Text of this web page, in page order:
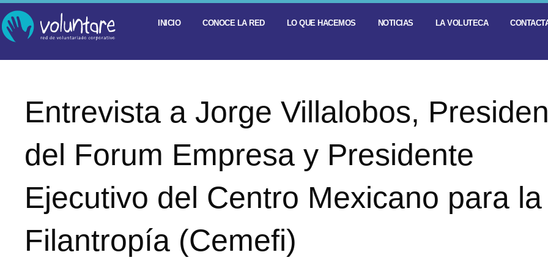
INICIO CONOCE LA RED LO QUE HACEMOS NOTICIAS LA VOLUTECA
Entrevista a Jorge Villalobos,
del Forum Empresa y Presidente
Ejecutivo del Centro Mexicano para la
Filantropía (Cemefi)